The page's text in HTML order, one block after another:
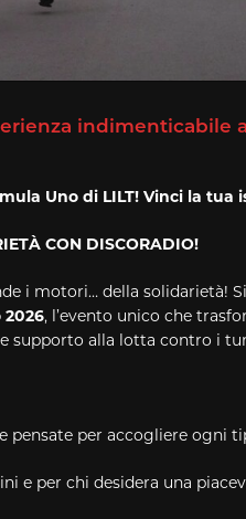
indimenticabile
Uno di LILT! Vinci la tua
CON DISCORADIO!
i motori… della solidarietà!
2026, l’evento unico che
supporto alla lotta contro i
pensate per accogliere ogni
e per chi desidera una